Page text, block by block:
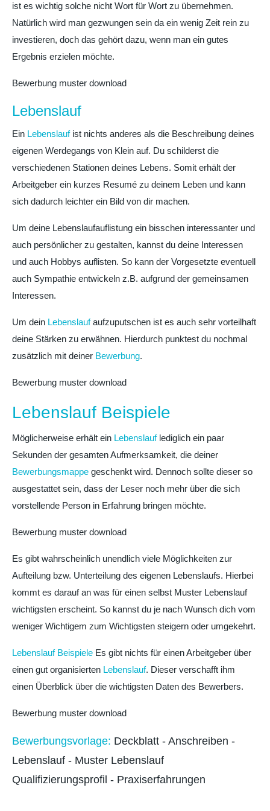
ist es wichtig solche nicht Wort für Wort zu übernehmen.
Natürlich wird man gezwungen sein da ein wenig Zeit rein zu
investieren, doch das gehört dazu, wenn man ein gutes
Ergebnis erzielen möchte.
Bewerbung muster download
Lebenslauf
Ein Lebenslaufist nichts anderes als die Beschreibung deines
eigenen Werdegangs von Klein auf. Du schilderst die
verschiedenen Stationen deines Lebens. Somit erhält der
Arbeitgeber ein kurzes Resumé zu deinem Leben und kann
sich dadurch leichter ein Bild von dir machen.
Um deine Lebenslaufauflistung ein bisschen interessanter und
auch persönlicher zu gestalten, kannst du deine Interessen
und auch Hobbys auflisten. So kann der Vorgesetzte eventuell
auch Sympathie entwickeln z.B. aufgrund der gemeinsamen
Interessen.
Um dein Lebenslaufaufzuputschen ist es auch sehr vorteilhaft
deine Stärken zu erwähnen. Hierdurch punktest du nochmal
zusätzlich mit deiner Bewerbung.
Bewerbung muster download
Lebenslauf Beispiele
Möglicherweise erhält ein Lebenslauflediglich ein paar
Sekunden der gesamten Aufmerksamkeit, die deiner
Bewerbungsmappe geschenkt wird. Dennoch sollte dieser so
ausgestattet sein, dass der Leser noch mehr über die sich
vorstellende Person in Erfahrung bringen möchte.
Bewerbung muster download
Es gibt wahrscheinlich unendlich viele Möglichkeiten zur
Aufteilung bzw. Unterteilung des eigenen Lebenslaufs. Hierbei
kommt es darauf an was für einen selbst Muster Lebenslauf
wichtigsten erscheint. So kannst du je nach Wunsch dich vom
weniger Wichtigem zum Wichtigsten steigern oder umgekehrt.
Lebenslauf Beispiele Es gibt nichts für einen Arbeitgeber über
einen gut organisierten Lebenslauf. Dieser verschafft ihm
einen Überblick über die wichtigsten Daten des Bewerbers.
Bewerbung muster download
Bewerbungsvorlage: Deckblatt - Anschreiben -
Lebenslauf - Muster Lebenslauf
Qualifizierungsprofil - Praxiserfahrungen